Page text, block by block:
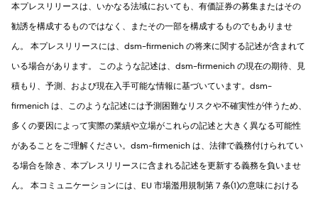
本プレスリリースは、いかなる法域においても、有価証券の募集またはその
勧誘を構成するものではなく、またその一部を構成するものでもありませ
ん。 本プレスリリースには、dsm-firmenich の将来に関する記述が含まれて
いる場合があります。 このような記述は、dsm-firmenich の現在の期待、見
積もり、予測、および現在入手可能な情報に基づいています。dsm-
firmenich は、このような記述には予測困難なリスクや不確実性が伴うため、
多くの要因によって実際の業績や立場がこれらの記述と大きく異なる可能性
があることをご理解ください。dsm-firmenich は、法律で義務付けられてい
る場合を除き、本プレスリリースに含まれる記述を更新する義務を負いませ
ん。 本コミュニケーションには、EU 市場濫用規制第 7 条(1)の意味における